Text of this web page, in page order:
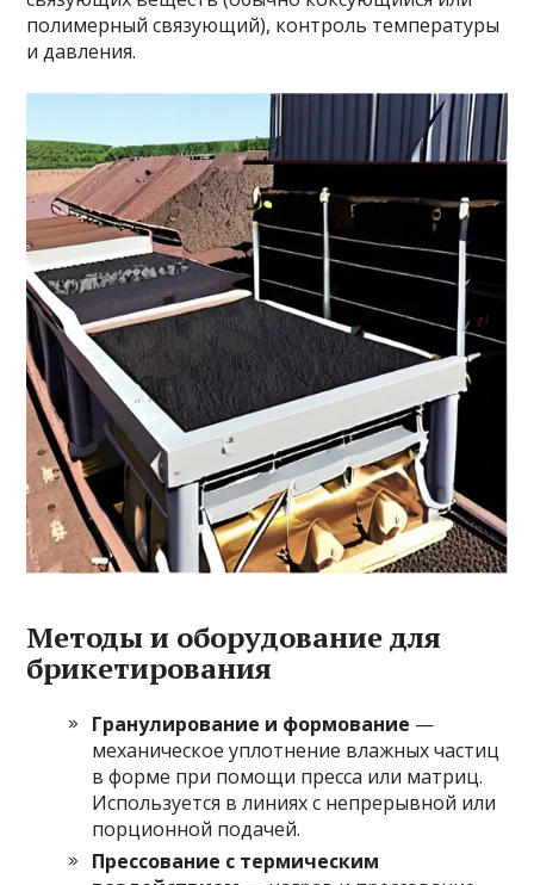
полимерный связующий), контроль температуры
и давления.
Методы и оборудование для
брикетирования
Гранулирование и формование —
механическое уплотнение влажных частиц
в форме при помощи пресса или матриц.
Используется в линиях с непрерывной или
порционной подачей.
Прессование с термическим